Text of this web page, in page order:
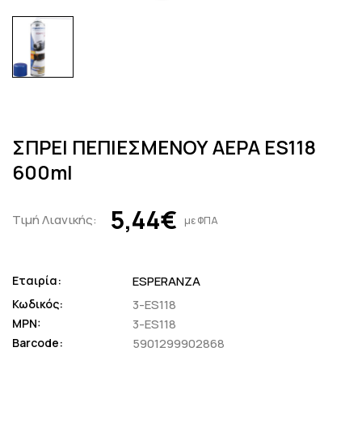
ΣΠΡΕΙ ΠΕΠΙΕΣΜΕΝΟΥ ΑΕΡΑ ES118
600ml
Τιμή Λιανικής: 5,44€ με ΦΠΑ
Εταιρία: ESPERANZA
Κωδικός: 3-ES118
MPN: 3-ES118
Barcode: 5901299902868